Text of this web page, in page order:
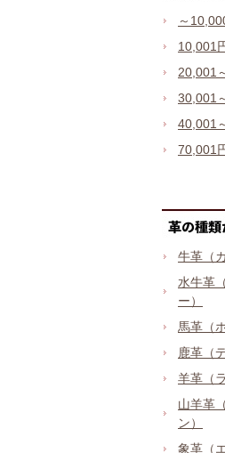
～
10,001
20,001
30,001
40,001
70,001
牛革（
水牛革
ー）
馬革（
鹿革（
羊革（
山羊革
ン）
象革（